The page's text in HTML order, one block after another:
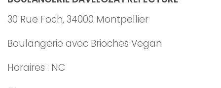
30 Rue Foch, 34000 Montpellier
Boulangerie avec Brioches Vegan
Horaires : NC